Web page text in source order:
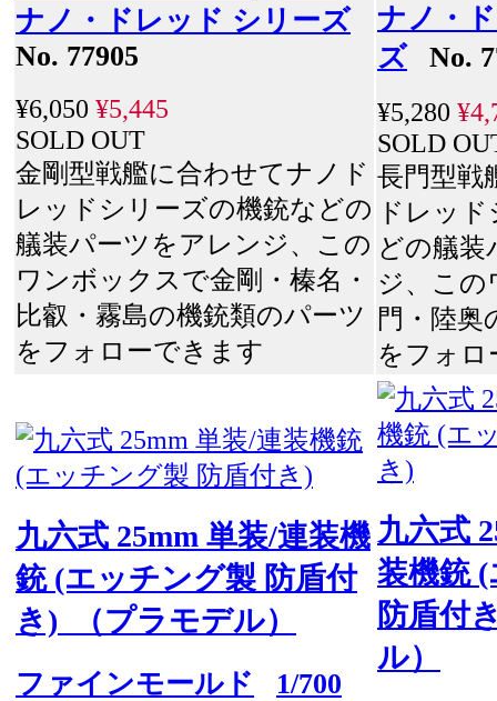
ナノ・ドレッド シリーズ
No. 77905
¥6,050 ¥5,445
SOLD OUT
金剛型戦艦に合わせてナノド
レッドシリーズの機銃などの
艤装パーツをアレンジ、この
ワンボックスで金剛・榛名・
比叡・霧島の機銃類のパーツ
をフォローできます
ナノ・
ズNo.
¥5,280
SOLD
長門型戦
ドレッ
どの艤装
ジ、この
門・陸奥
をフォロ
九六式 25mm 単装/連装機
銃 (エッチング製 防盾付
き) （プラモデル）
ファインモールド
1/700
九六式
装機銃
防盾付
ル）